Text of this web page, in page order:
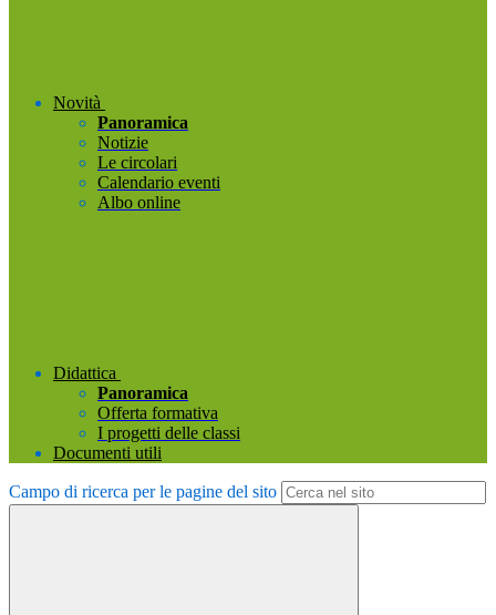
Novità
Panoramica
Notizie
Le circolari
Calendario eventi
Albo online
Didattica
Panoramica
Offerta formativa
I progetti delle classi
Documenti utili
Campo di ricerca per le pagine del sito